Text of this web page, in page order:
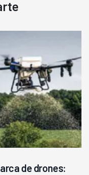
de drones: